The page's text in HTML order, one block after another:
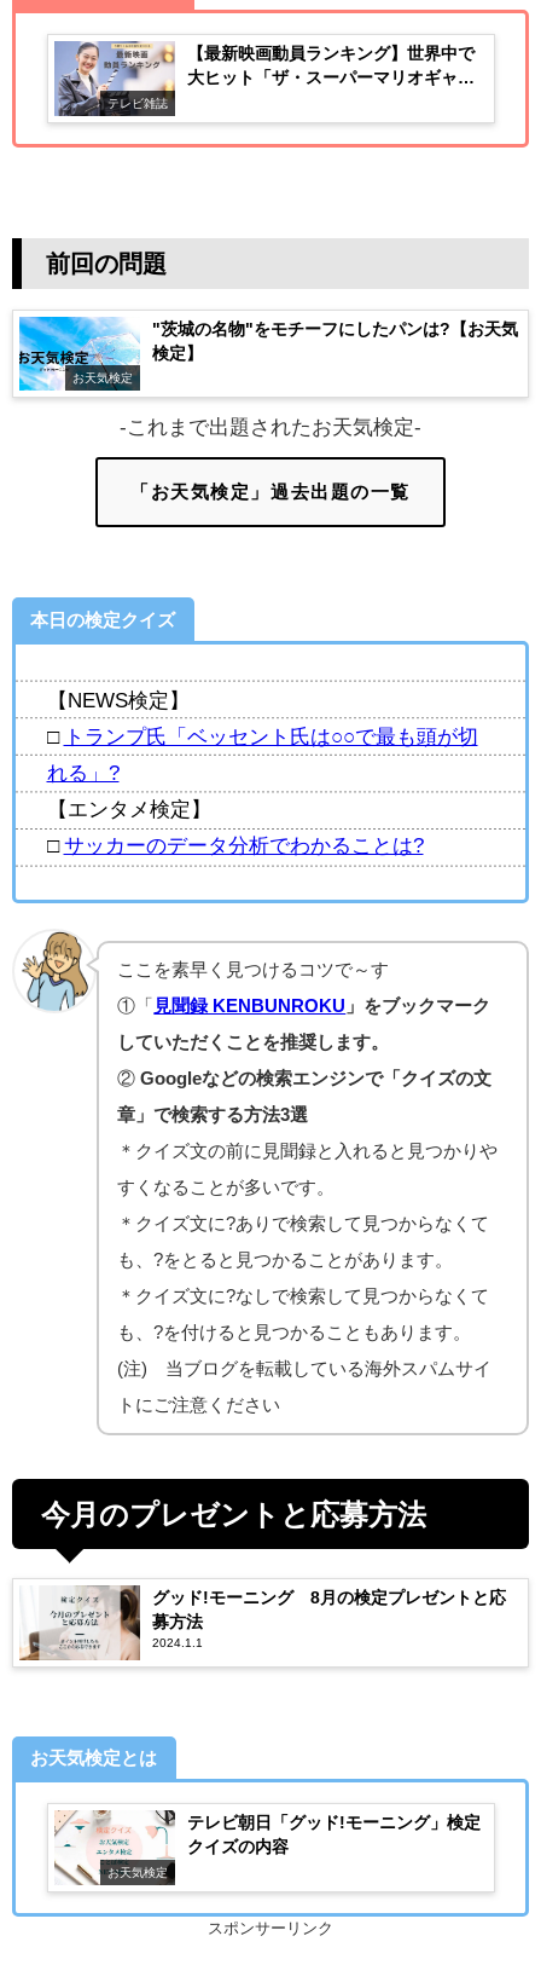
テレビ雑誌
【最新映画動員ランキング】世界中で
大ヒット「ザ・スーパーマリオギャラ
前回の問題
お天気検定
"茨城の名物"をモチーフにしたパンは?【お天気
検定】
-これまで出題されたお天気検定-
「お天気検定」過去出題の一覧
本日の検定クイズ
【NEWS検定】
□ トランプ氏「ベッセント氏は○○で最も頭が切
れる」?
【エンタメ検定】
□サッカーのデータ分析でわかることは?
ここを素早く見つけるコツで～す
①「 見聞録 KENBUNROKU 」をブックマーク
していただくことを推奨します。
②Googleなどの検索エンジンで「クイズの文
章」で検索する方法3選
＊クイズ文の前に見聞録と入れると見つかりや
すくなることが多いです。
＊クイズ文に?ありで検索して見つからなくて
も、?をとると見つかることがあります。
＊クイズ文に?なしで検索して見つからなくて
も、?を付けると見つかることもあります。
(注) 当ブログを転載している海外スパムサイ
トにご注意ください
今月のプレゼントと応募方法
グッド!モーニング 8月の検定プレゼントと応
募方法
2024.1.1
お天気検定とは
お天気検定
テレビ朝日「グッド!モーニング」検定
クイズの内容
スポンサーリンク